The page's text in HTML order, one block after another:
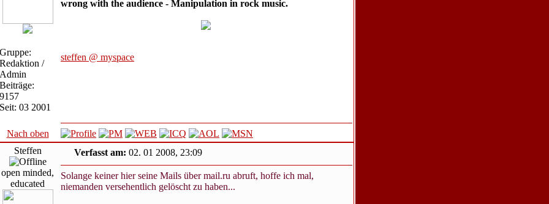
Gruppe:
Redaktion /
Admin
Beiträge:
9157
Seit: 03 2001
wrong with the audience - Manipulation in rock music.
steffen @ myspace
Nach oben
Steffen
open minded,
educated
Verfasst am: 02. 01 2008, 23:09
Solange keiner hier seine Mails über mail.ru abruft, hoffe ich mal,
niemanden versehentlich gelöscht zu haben...